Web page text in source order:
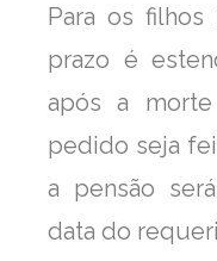
Para os
prazo é
após a
pedido seja
a pensão
data do